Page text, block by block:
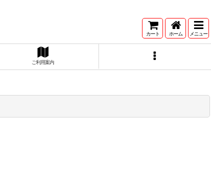
カート ホーム メニュー
ご利用案内